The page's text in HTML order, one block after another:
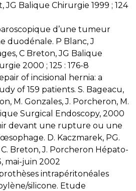
JG Balique Chirurgie 1999 ; 124
d’une tumeur
duodénale. P Blanc, J
C Breton, JG Balique
2000 ; 125 : 176-8
of incisional hernia: a
of 159 patients. S. Bageacu,
M. Gonzales, J. Porcheron, M.
Surgical Endoscopy, 2000
devant une rupture ou une
D. Kaczmarek, PG.
C. Breton, J. Porcheron Hépato-
mai-juin 2002
intrapéritonéales
silicone. Etude